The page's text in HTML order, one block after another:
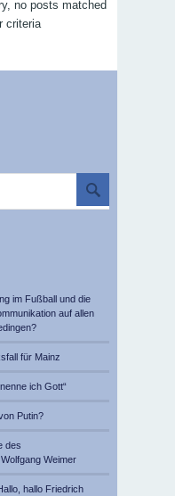
no posts matched
criteria
im Fußball und die
auf allen
für Mainz
ich Gott“
Putin?
des
Weimer
hallo Friedrich